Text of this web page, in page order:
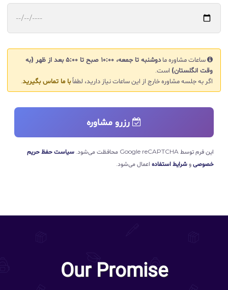
ساعات مشاوره ما
دوشنبه تا جمعه، ۱۰:۰۰ صبح تا ۵:۰۰ بعد از ظهر (به
وقت انگلستان) است.
اگر به جلسه مشاوره خارج از این ساعات نیاز دارید، لطفاًبا ما تماس بگیرید.
رزرو مشاوره
این فرم توسط Google reCAPTCHA محافظت می‌شود.
سیاست حفظ حریم
خصوصی وشرایط استفاده اعمال می‌شود.
Our Promise